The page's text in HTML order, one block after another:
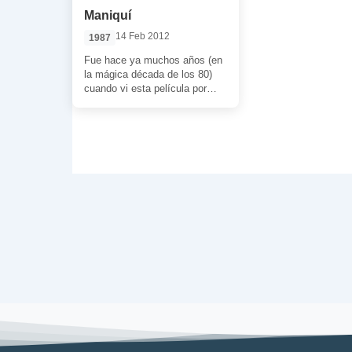
Maniquí
1987 14 Feb 2012
Fue hace ya muchos años (en
la mágica década de los 80)
cuando vi esta película por